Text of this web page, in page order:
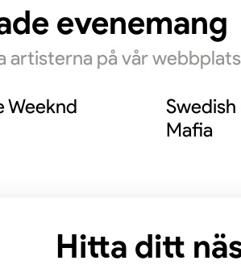
lovar att bli
evenemang
artisterna på vår webbplats
Weeknd
Swedish
Mafia
Hitta ditt